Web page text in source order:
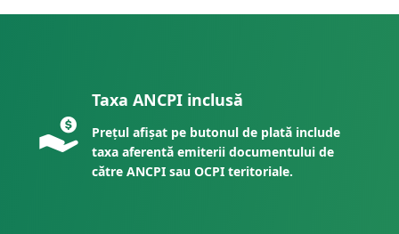
Taxa ANCPI inclusă
Prețul afișat pe butonul de plată include
taxa aferentă emiterii documentului de
către ANCPI sau OCPI teritoriale.